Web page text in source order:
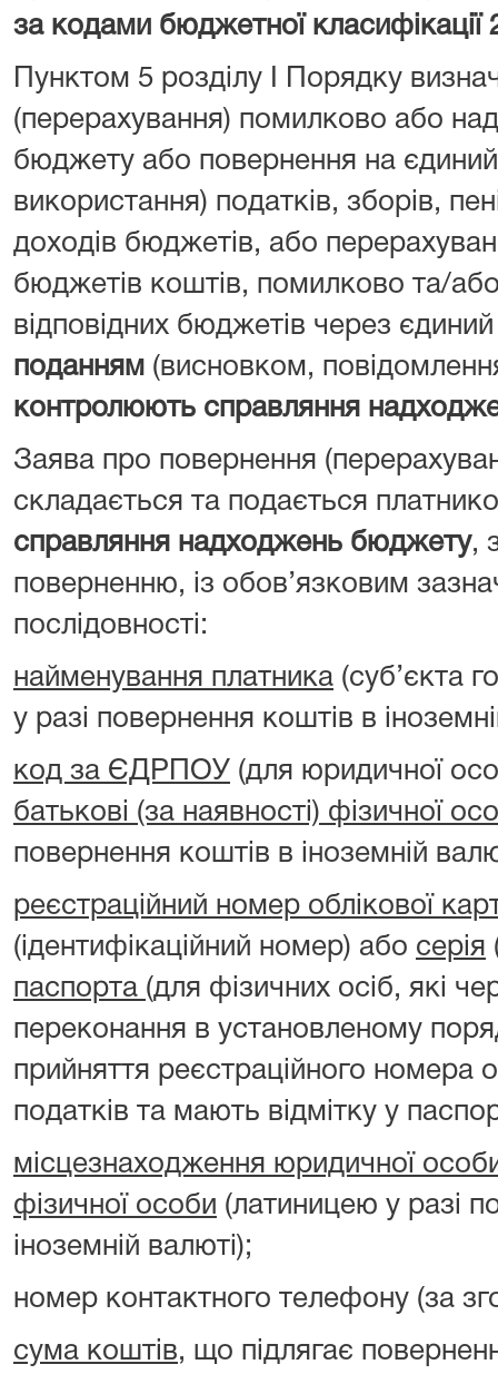
за кодами бюджетної
Пунктом 5 розділу I Порядку
(перерахування) помилково або
бюджету або повернення на єдиний
використання) податків, зборів,
доходів бюджетів, або
бюджетів коштів, помилково та/
відповідних бюджетів через
поданням (висновком,
контролюють справляння
Заява про повернення
складається та подається
справляння надходжень бюджету,
поверненню, із обов’язковим
послідовності:
найменування платника (суб’єкта
у разі повернення коштів в
код за ЄДРПОУ (для юридичної
батькові (за наявності) фізичної
повернення коштів в іноземній
реєстраційний номер облікової
(ідентифікаційний номер) або серія
паспорта (для фізичних осіб, які
переконання в установленому
прийняття реєстраційного номера
податків та мають відмітку у
місцезнаходження юридичної
фізичної особи (латиницею у разі
іноземній валюті);
номер контактного телефону (за
сума коштів, що підлягає